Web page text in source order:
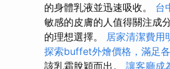
的身體乳液並迅速吸收。 台
敏感的皮膚的人值得關注成
的理想選擇。 居家清潔費用
探索buffet外燴價格，滿足
該乳霜脫穎而出。 讓客廳成